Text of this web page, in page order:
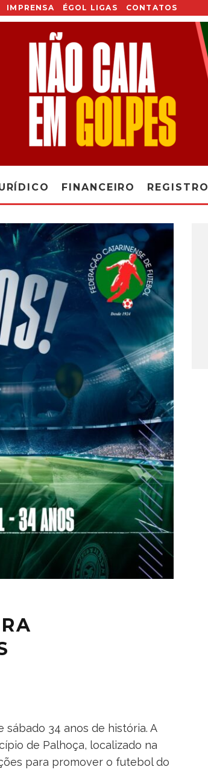
IMPRENSA ÉGOL LIGAS CONTATOS
FINANCEIRO REGISTRO
34 anos de história. A
de Palhoça, localizado na
para promover o futebol do